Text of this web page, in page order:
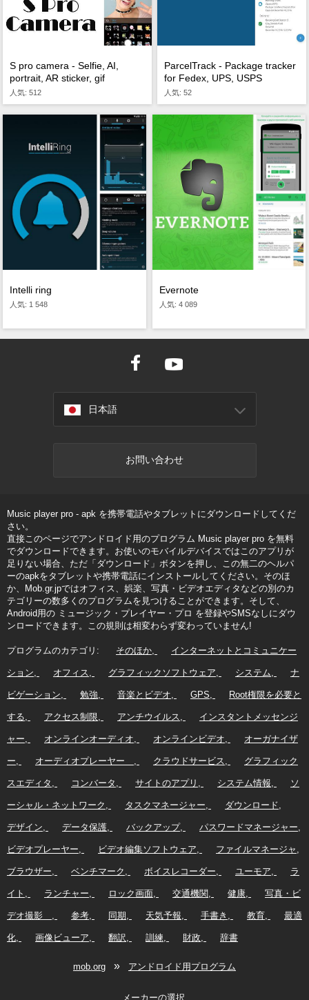
S pro camera - Selfie, AI,
portrait, AR sticker, gif
人気: 512
ParcelTrack - Package tracker
for Fedex, UPS, USPS
人気: 52
Intelli ring
人気: 1 548
Evernote
人気: 4 089
日本語
お問い合わせ
Music player pro - apk を携帯電話やタブレットにダウンロードしてくだ
さい。
直接このページでアンドロイド用のプログラム Music player pro を無料
でダウンロードできます。お使いのモバイルデバイスではこのアプリが
足りない場合、ただ「ダウンロード」ボタンを押し、この無二のヘルパ
ーのapkをタブレットや携帯電話にインストールしてください。そのほ
か、Mob.gr.jpではオフィス、娯楽、写真・ビデオエディタなどの別のカ
テゴリーの数多くのプログラムを見つけることができます。そして、
Android用の ミュージック・プレイヤー・プロ を登録やSMSなしにダウ
ンロードできます。この規則は相変わらず変わっていません!
プログラムのカテゴリ: そのほか インターネットとコミュニケー
ション オフィス グラフィックソフトウェア システム ナ
ビゲーション 勉強 音楽とビデオ GPS Root権限を必要と
する アクセス制限 アンチウイルス インスタントメッセンジ
ャー オンラインオーディオ オンラインビデオ オーガナイザ
ー オーディオプレーヤー クラウドサービス グラフィック
スエディタ コンバータ サイトのアプリ システム情報 ソ
ーシャル・ネットワーク タスクマネージャー ダウンロード
デザイン データ保護 バックアップ パスワードマネージャー
ビデオプレーヤー ビデオ編集ソフトウェア ファイルマネージャ
ブラウザー ベンチマーク ボイスレコーダー ユーモア ラ
イト ランチャー ロック画面 交通機関 健康 写真・ビ
デオ撮影 参考 同期 天気予報 手書き 教育 最適
化 画像ビューア 翻訳 訓練 財政 辞書
mob.org » アンドロイド用プログラム
メーカーの選択